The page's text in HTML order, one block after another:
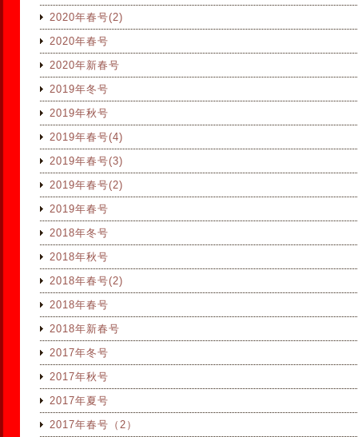
2020年春号(2)
2020年春号
2020年新春号
2019年冬号
2019年秋号
2019年春号(4)
2019年春号(3)
2019年春号(2)
2019年春号
2018年冬号
2018年秋号
2018年春号(2)
2018年春号
2018年新春号
2017年冬号
2017年秋号
2017年夏号
2017年春号（2）